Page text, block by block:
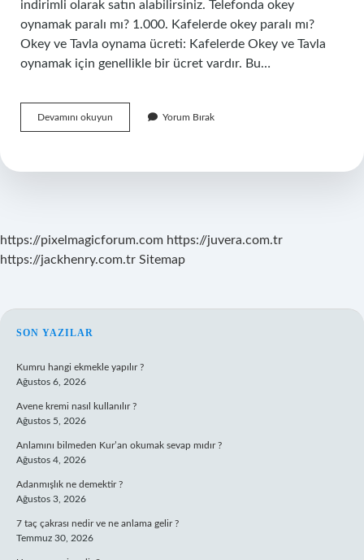
indirimli olarak satın alabilirsiniz. Telefonda okey
oynamak paralı mı? 1.000. Kafelerde okey paralı mı?
Okey ve Tavla oynama ücreti: Kafelerde Okey ve Tavla
oynamak için genellikle bir ücret vardır. Bu…
Devamını okuyun
Paralı
Yorum Bırak
https://pixelmagicforum.com https://juvera.com.tr
https://jackhenry.com.tr Sitemap
SIDEBAR
SON YAZILAR
Kumru hangi ekmekle yapılır ?
Ağustos 6, 2026
Avene kremi nasıl kullanılır ?
Ağustos 5, 2026
Anlamını bilmeden Kur’an okumak sevap mıdır ?
Ağustos 4, 2026
Adanmışlık ne demektir ?
Ağustos 3, 2026
7 taç çakrası nedir ve ne anlama gelir ?
Temmuz 30, 2026